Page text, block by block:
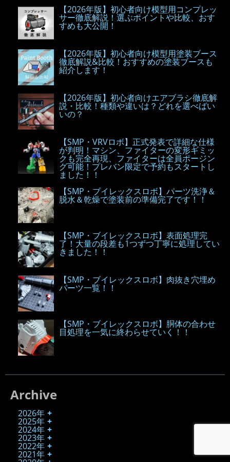
【2026年版】初心者向け模型用コンプレッ
サー徹底解説！選ぶポイントや比較、おす
すめも大公開！
【2026年版】初心者向け模型用塗装ブース
徹底解説&比較！おすすめの塗装ブースも
紹介します！
【2026年版】初心者向けエアブラシ徹底解
説・比較！種類や違いは？どれを選べばい
いの？
【SMP・VRVロボ】正式発表で詳細な仕様
が判明！マシン、ファイターの変形ギミッ
クも完全再現、ファイターは全員ポージン
グ可能！プレバン限定で予約もスタートし
ました！！
【SMP・ブイレックスロボ】パーツ洗浄＆
脱水＆乾燥で塗装前の準備完了です！！
【SMP・ブイレックスロボ】表面処理完
了！大量の段差も1つずつ丁寧に処理してい
きました！！
【SMP・ブイレックスロボ】肉抜き穴埋め
パーツ一覧！！
【SMP・ブイレックスロボ】胴体の合わせ
目処理を一気に終わらせていく！！
Archive
2026年
2025年
2024年
2023年
2022年
2021年